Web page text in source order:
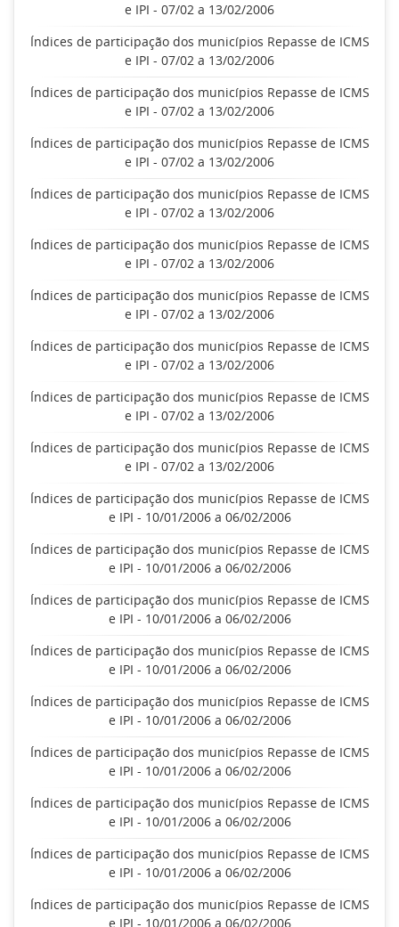
e IPI - 07/02 a 13/02/2006
Índices de participação dos municípios Repasse de ICMS
e IPI - 07/02 a 13/02/2006
Índices de participação dos municípios Repasse de ICMS
e IPI - 07/02 a 13/02/2006
Índices de participação dos municípios Repasse de ICMS
e IPI - 07/02 a 13/02/2006
Índices de participação dos municípios Repasse de ICMS
e IPI - 07/02 a 13/02/2006
Índices de participação dos municípios Repasse de ICMS
e IPI - 07/02 a 13/02/2006
Índices de participação dos municípios Repasse de ICMS
e IPI - 07/02 a 13/02/2006
Índices de participação dos municípios Repasse de ICMS
e IPI - 07/02 a 13/02/2006
Índices de participação dos municípios Repasse de ICMS
e IPI - 07/02 a 13/02/2006
Índices de participação dos municípios Repasse de ICMS
e IPI - 07/02 a 13/02/2006
Índices de participação dos municípios Repasse de ICMS
e IPI - 10/01/2006 a 06/02/2006
Índices de participação dos municípios Repasse de ICMS
e IPI - 10/01/2006 a 06/02/2006
Índices de participação dos municípios Repasse de ICMS
e IPI - 10/01/2006 a 06/02/2006
Índices de participação dos municípios Repasse de ICMS
e IPI - 10/01/2006 a 06/02/2006
Índices de participação dos municípios Repasse de ICMS
e IPI - 10/01/2006 a 06/02/2006
Índices de participação dos municípios Repasse de ICMS
e IPI - 10/01/2006 a 06/02/2006
Índices de participação dos municípios Repasse de ICMS
e IPI - 10/01/2006 a 06/02/2006
Índices de participação dos municípios Repasse de ICMS
e IPI - 10/01/2006 a 06/02/2006
Índices de participação dos municípios Repasse de ICMS
e IPI - 10/01/2006 a 06/02/2006